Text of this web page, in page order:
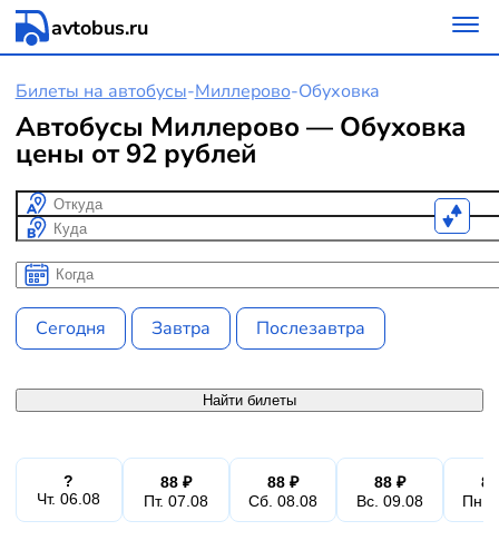
avtobus.ru
Билеты на автобусы-Миллерово-Обуховка
Автобусы Миллерово — Обуховка
цены от 92 рублей
Откуда
Куда
Когда
Когда
Сегодня Завтра Послезавтра
Найти билеты
?
Чт. 06.08
88 ₽
Пт. 07.08
88 ₽
Сб. 08.08
88 ₽
Вс. 09.08
Пн.